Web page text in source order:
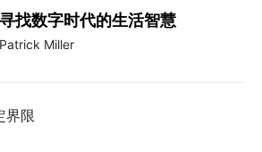
寻找数字时代的生活智慧
Patrick Miller
界限